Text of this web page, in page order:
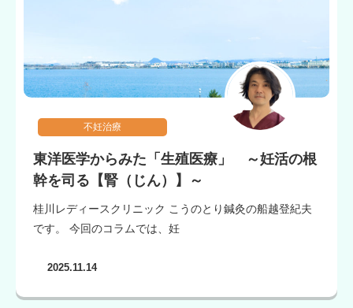
不妊治療
東洋医学からみた「生殖医療」 ～妊活の根
幹を司る【腎（じん）】～
桂川レディースクリニック こうのとり鍼灸の船越登紀夫
です。 今回のコラムでは、妊
2025.11.14